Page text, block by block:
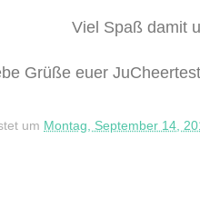
Viel Spaß damit
Grüße euer
um Montag, September 14,